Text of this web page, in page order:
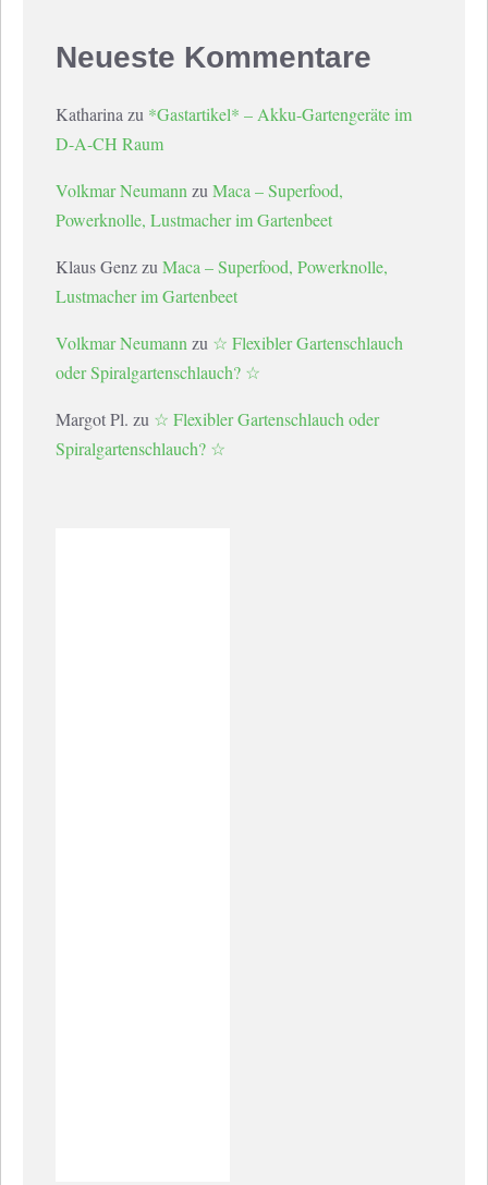
Neueste Kommentare
Katharina zu *Gastartikel* – Akku-Gartengeräte im
D-A-CH Raum
Volkmar Neumann zu Maca – Superfood,
Powerknolle, Lustmacher im Gartenbeet
Klaus Genz zu Maca – Superfood, Powerknolle,
Lustmacher im Gartenbeet
Volkmar Neumann zu ☆ Flexibler Gartenschlauch
oder Spiralgartenschlauch? ☆
Margot Pl. zu ☆ Flexibler Gartenschlauch oder
Spiralgartenschlauch? ☆